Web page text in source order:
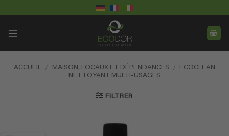
au
ACCUEIL / MAISON, LOCAUX ET DÉPENDANCES /
ECOCLEAN
NETTOYANT MULTI-USAGES
FILTRER